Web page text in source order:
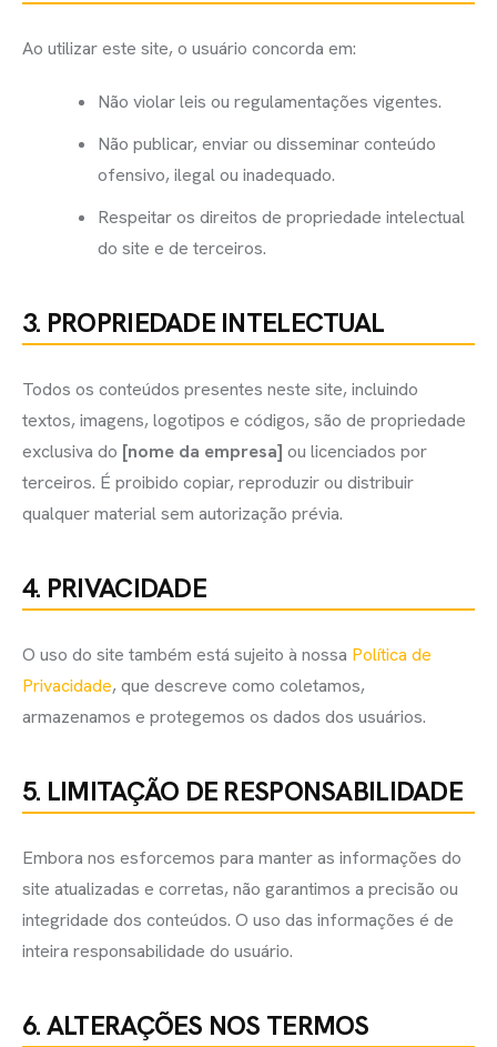
Ao utilizar este site, o usuário concorda em:
Não violar leis ou regulamentações vigentes.
Não publicar, enviar ou disseminar conteúdo
ofensivo, ilegal ou inadequado.
Respeitar os direitos de propriedade intelectual
do site e de terceiros.
3. PROPRIEDADE INTELECTUAL
Todos os conteúdos presentes neste site, incluindo
textos, imagens, logotipos e códigos, são de propriedade
exclusiva do [nome da empresa] ou licenciados por
terceiros. É proibido copiar, reproduzir ou distribuir
qualquer material sem autorização prévia.
4. PRIVACIDADE
O uso do site também está sujeito à nossa Política de
Privacidade, que descreve como coletamos,
armazenamos e protegemos os dados dos usuários.
5. LIMITAÇÃO DE RESPONSABILIDADE
Embora nos esforcemos para manter as informações do
site atualizadas e corretas, não garantimos a precisão ou
integridade dos conteúdos. O uso das informações é de
inteira responsabilidade do usuário.
6. ALTERAÇÕES NOS TERMOS